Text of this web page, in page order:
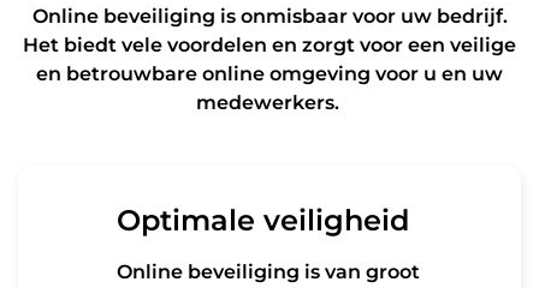
Online beveiliging is onmisbaar voor uw bedrijf.
Het biedt vele voordelen en zorgt voor een veilige
en betrouwbare online omgeving voor u en uw
medewerkers.
Optimale veiligheid
Online beveiliging is van groot